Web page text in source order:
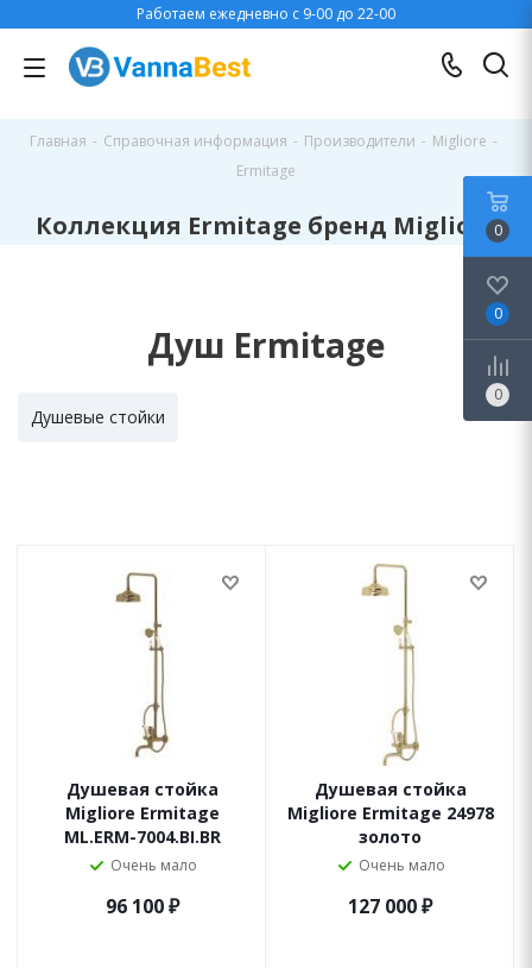
Работаем ежедневно с 9-00 до 22-00
Главная - Справочная информация - Производители - Migliore -
Ermitage
Коллекция Ermitage бренд Migliore
Душ Ermitage
Душевые стойки
Душевая стойка
Migliore Ermitage
ML.ERM-7004.BI.BR
Очень мало
96 100₽
Душевая стойка
Migliore Ermitage 24978
золото
Очень мало
127 000₽
0
0
0